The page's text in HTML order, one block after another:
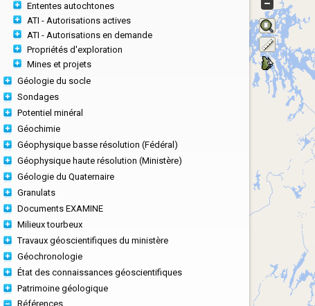
Ententes autochtones
ATI - Autorisations actives
ATI - Autorisations en demande
Propriétés d'exploration
Mines et projets
Géologie du socle
Sondages
Potentiel minéral
Géochimie
Géophysique basse résolution (Fédéral)
Géophysique haute résolution (Ministère)
Géologie du Quaternaire
Granulats
Documents EXAMINE
Milieux tourbeux
Travaux géoscientifiques du ministère
Géochronologie
État des connaissances géoscientifiques
Patrimoine géologique
Références